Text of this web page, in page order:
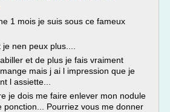
1 mois je suis sous ce fameux
nen peux plus....
et de plus je fais vraiment
mais j ai l impression que je
l assiette...
je dois me faire enlever mon nodule
ponction... Pourriez vous me donner